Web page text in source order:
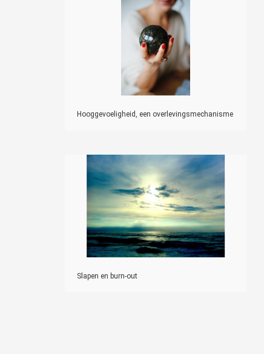
Hooggevoeligheid, een overlevingsmechanisme
Slapen en burn-out